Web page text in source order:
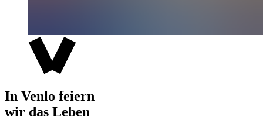
In Venlo feiern
wir das Leben